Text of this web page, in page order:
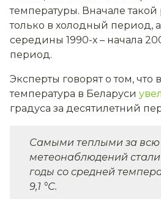
температуры. Вначале
только в холодный период,
середины 1990-х – начала
период.
Эксперты говорят о том, что
температура в Беларуси
градуса за десятилетний
Самыми теплыми за
метеонаблюдений стали
годы со средней
9,1 °С.